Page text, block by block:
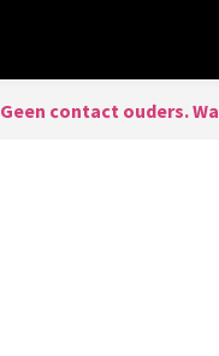
Geen contact ouders.